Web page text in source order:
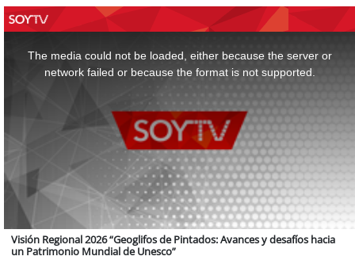
The media could not be loaded, either because the server or
network failed or because the format is not supported.
Visión Regional 2026 “Geoglifos de Pintados: Avances y desafíos hacia
un Patrimonio Mundial de Unesco”